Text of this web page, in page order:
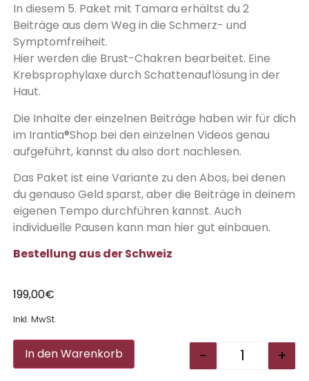
In diesem 5. Paket mit Tamara erhältst du 2
Beiträge aus dem Weg in die Schmerz- und
Symptomfreiheit.
Hier werden die Brust-Chakren bearbeitet. Eine
Krebsprophylaxe durch Schattenauflösung in der
Haut.
Die Inhalte der einzelnen Beiträge haben wir für dich
im Irantia®Shop bei den einzelnen Videos genau
aufgeführt, kannst du also dort nachlesen.
Das Paket ist eine Variante zu den Abos, bei denen
du genauso Geld sparst, aber die Beiträge in deinem
eigenen Tempo durchführen kannst. Auch
individuelle Pausen kann man hier gut einbauen.
Bestellung aus der Schweiz
199,00€
Inkl. MwSt.
- +
In den Warenkorb Alternative: